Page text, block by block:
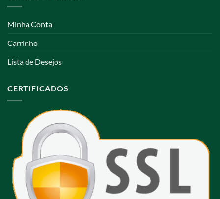
Minha Conta
Carrinho
Lista de Desejos
CERTIFICADOS